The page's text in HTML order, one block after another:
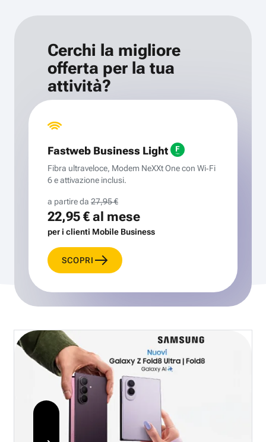
Cerchi la migliore
offerta per la tua
attività?
Fastweb Business Light
Fibra ultraveloce, Modem NeXXt One con Wi‑Fi
6 e attivazione inclusi.
a partire da 27,95 €
22,95 €al mese
per i clienti Mobile Business
SCOPRI